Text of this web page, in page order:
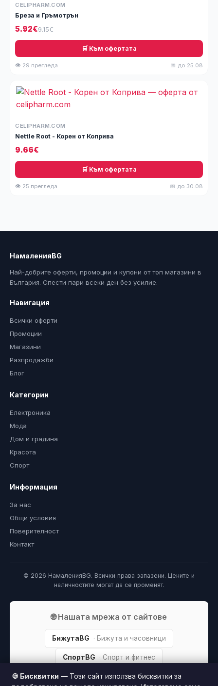
CELIPHARM.COM
Бреза и Гръмотрън
5.92€9.15€
🛒 Към офертата
👁 29 прегледа 📅 до 25.08
CELIPHARM.COM
Nettle Root - Корен от Коприва
9.66€
🛒 Към офертата
👁 25 прегледа 📅 до 30.08
НамаленияBG
Най-добрите оферти, промоции и купони от топ магазини в
България. Спести пари всеки ден без усилие.
Навигация
Всички оферти
Промоции
Магазини
Разпродажби
Блог
Категории
Електроника
Мода
Дом и градина
Красота
Спорт
Информация
За нас
Общи условия
Поверителност
Контакт
© 2026 НамаленияBG. Всички права запазени. Цените и
наличностите могат да се променят.
🌐 Нашата мрежа от сайтове
БижутаBG · Бижута и часовници
СпортBG · Спорт и фитнес
ХубаваКожа · Грижа за кожата
🍪 Бисквитки — Този сайт използва бисквитки за